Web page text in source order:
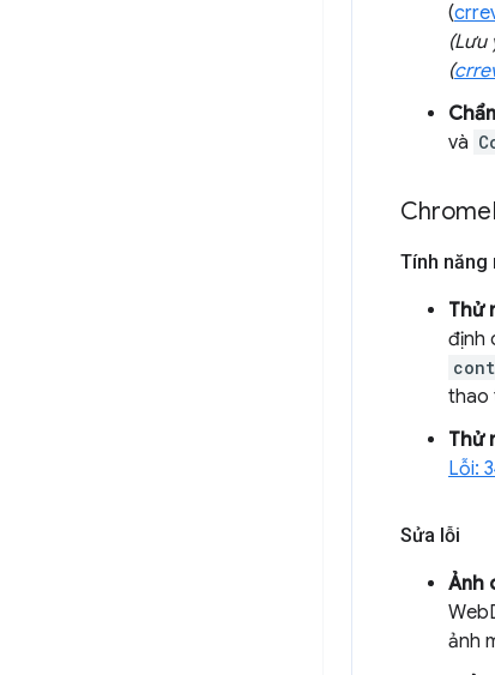
(
(Lưu
(
và
Chrome
Tính năng
Thử
định
thao
Thử
Lỗi:
Sửa lỗi
Ảnh
ảnh